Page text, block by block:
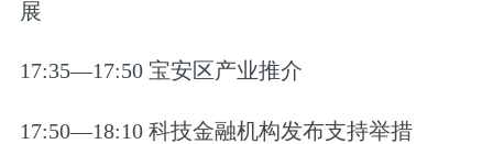
展
17:35—17:50 宝安区产业推介
17:50—18:10 科技金融机构发布支持举措